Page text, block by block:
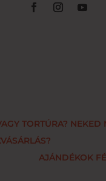
TORTÚRA? NEKED
AJÁNDÉKOK